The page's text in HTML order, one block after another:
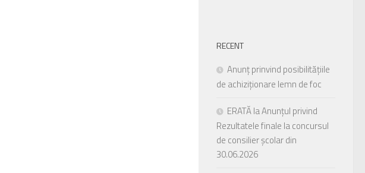
RECENT
Anunț prinvind posibilitățiile
de achiziționare lemn de foc
ERATĂ la Anunțul privind
Rezultatele finale la concursul
de consilier școlar din
30.06.2026